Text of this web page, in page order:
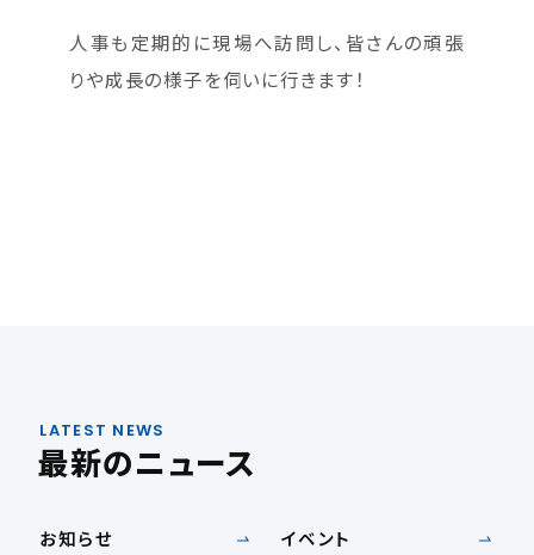
人事も定期的に現場へ訪問し、皆さんの頑張
りや成長の様子を伺いに行きます！
LATEST NEWS
最新のニュース
お知らせ イベント